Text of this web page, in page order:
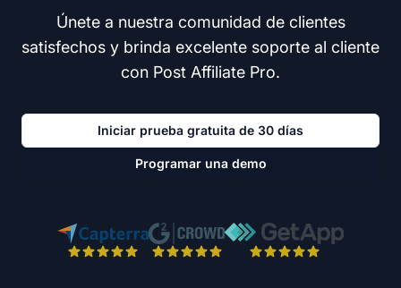
Únete a nuestra comunidad de clientes
satisfechos y brinda excelente soporte al cliente
con Post Affiliate Pro.
Iniciar prueba gratuita de 30 días
Programar una demo